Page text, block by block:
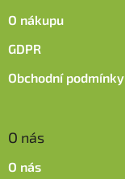
O nákupu
GDPR
Obchodní podmínky
O nás
O nás